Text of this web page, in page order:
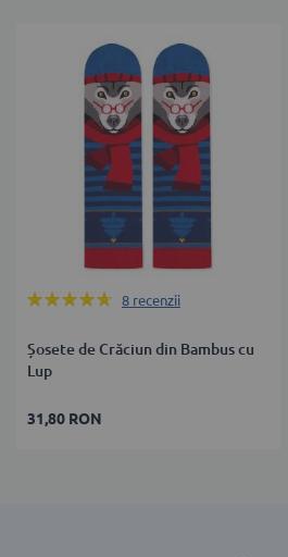
Rating:
8 recenzii
Șosete de Crăciun din Bambus cu
Lup
31,80 RON